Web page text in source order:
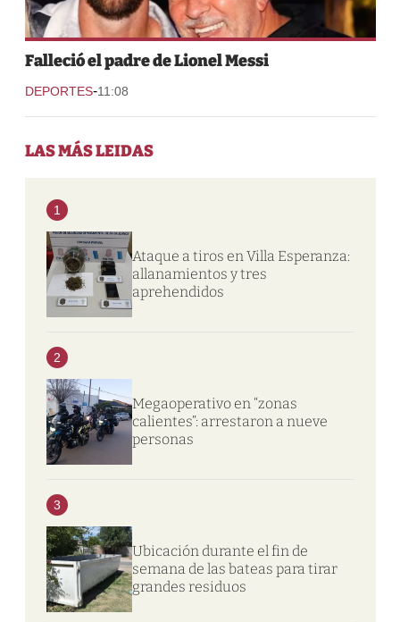
Falleció el padre de Lionel Messi
DEPORTES-11:08
LAS MÁS LEIDAS
1
Ataque a tiros en Villa Esperanza:
allanamientos y tres
aprehendidos
2
Megaoperativo en “zonas
calientes”: arrestaron a nueve
personas
3
Ubicación durante el fin de
semana de las bateas para tirar
grandes residuos